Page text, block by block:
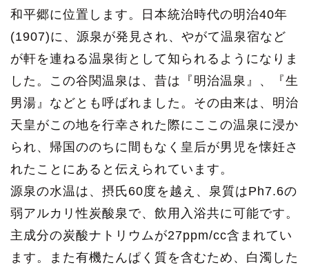
和平郷に位置します。日本統治時代の明治40年
(1907)に、源泉が発見され、やがて温泉宿など
が軒を連ねる温泉街として知られるようになりま
した。この谷関温泉は、昔は『明治温泉』、『生
男湯』などとも呼ばれました。その由来は、明治
天皇がこの地を行幸された際にここの温泉に浸か
られ、帰国ののちに間もなく皇后が男児を懐妊さ
れたことにあると伝えられています。
源泉の水温は、摂氏60度を越え、泉質はPh7.6の
弱アルカリ性炭酸泉で、飲用入浴共に可能です。
主成分の炭酸ナトリウムが27ppm/cc含まれてい
ます。また有機たんぱく質を含むため、白濁した